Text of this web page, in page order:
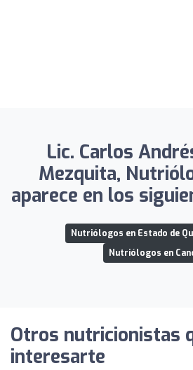
Lic. Carlos
Mezquita,
aparece en los
Nutriólogos en Estado de
Nutriólogos en
Otros nutricionistas
interesarte